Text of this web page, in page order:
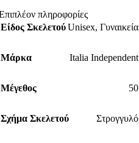
πληροφορίες
Είδος ΣκελετούUnisex, Γυναικεία
Μάρκα Italia Independent
Μέγεθος 50
Σχήμα Σκελετού Στρογγυλό